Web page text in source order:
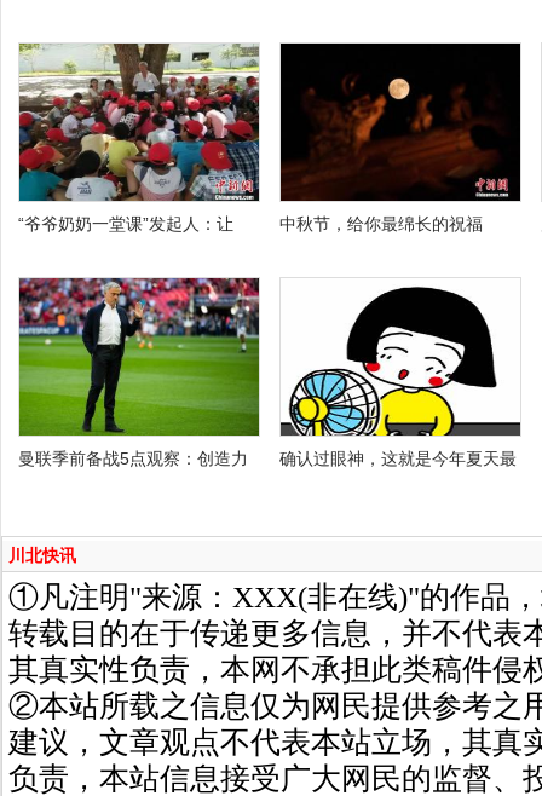
“爷爷奶奶一堂课”发起人：让 中秋节，给你最绵长的祝福
曼联季前备战5点观察：创造力 确认过眼神，这就是今年夏天最
川北快讯
①凡注明"来源：XXX(非在线)"的作品
转载目的在于传递更多信息，并不代表
其真实性负责，本网不承担此类稿件侵
②本站所载之信息仅为网民提供参考之
建议，文章观点不代表本站立场，其真
负责，本站信息接受广大网民的监督、